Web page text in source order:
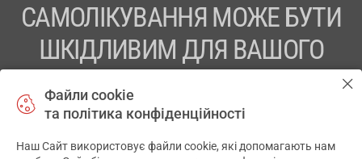
САМОЛІКУВАННЯ МОЖЕ БУТИ
ШКІДЛИВИМ ДЛЯ ВАШОГО
ПЕРЕД ЗАСТОСУВАННЯМ ПРЕПАРАТУ ПРОКОНСУЛЬТУЙТЕСЬ
Файли cookie
та політика конфіденційності
Наш Сайт використовує файли cookie, які допомагають нам